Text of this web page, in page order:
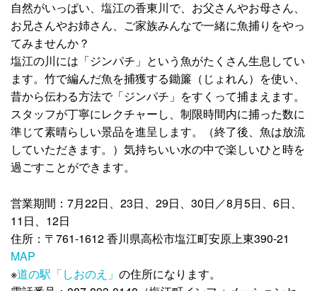
自然がいっぱい、塩江の香東川で、お父さんやお母さん、
お兄さんやお姉さん、ご家族みんなで一緒に魚捕りをやっ
てみませんか？
塩江の川には「ジンパチ」という魚がたくさん生息してい
ます。竹で編んだ魚を捕獲する鋤簾（じょれん）を使い、
昔から伝わる方法で「ジンパチ」をすくって捕まえます。
スタッフが丁寧にレクチャーし、制限時間内に捕った数に
準じて素晴らしい景品を進呈します。（終了後、魚は放流
していただきます。）気持ちいい水の中で楽しいひと時を
過ごすことができます。
営業期間：7月22日、23日、29日、30日／8月5日、6日、
11日、12日
住所：〒761-1612 香川県高松市塩江町安原上東390-21
MAP
※道の駅「しおのえ」 の住所になります。